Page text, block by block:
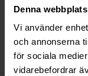
Denna
Vi använder
och annonserna
för sociala
vidarebefordrar
Slut i